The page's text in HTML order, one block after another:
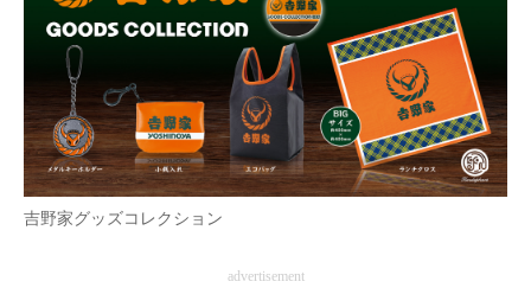
進化するPCとデバイスの未来
好きが集まる 比べて選べる
ビジネスと働き方のヒント
AI活用のいまが分かる
企業ITのトレンドを詳説
吉野家グッズコレクション
advertisement